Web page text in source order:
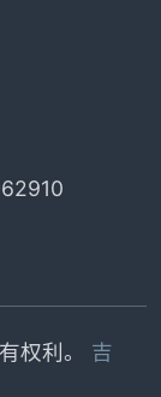
权利。 吉